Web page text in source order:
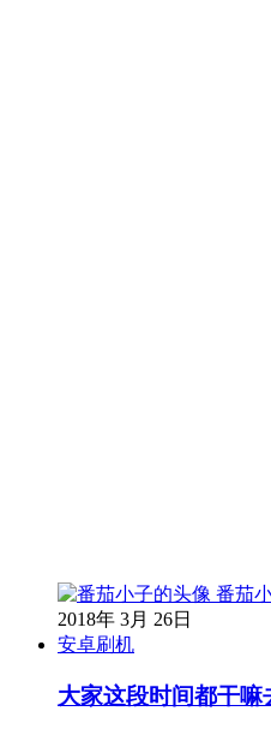
番茄
2018年 3月 26日
安卓刷机
大家这段时间都干嘛